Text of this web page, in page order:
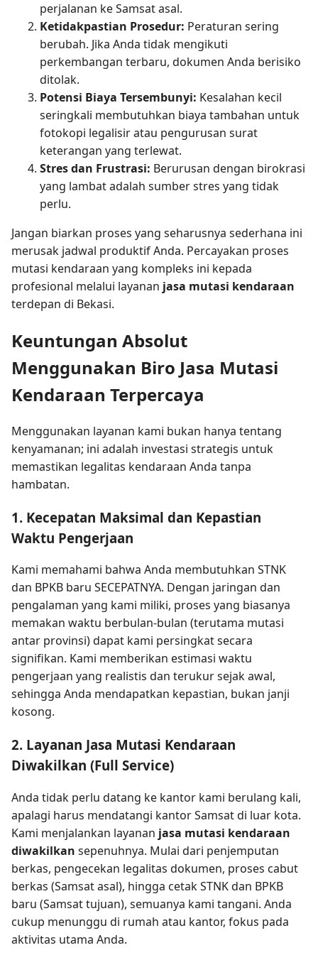
perjalanan ke Samsat asal.
Ketidakpastian Prosedur: Peraturan sering
berubah. Jika Anda tidak mengikuti
perkembangan terbaru, dokumen Anda berisiko
ditolak.
Potensi Biaya Tersembunyi: Kesalahan kecil
seringkali membutuhkan biaya tambahan untuk
fotokopi legalisir atau pengurusan surat
keterangan yang terlewat.
Stres dan Frustrasi: Berurusan dengan birokrasi
yang lambat adalah sumber stres yang tidak
perlu.
Jangan biarkan proses yang seharusnya sederhana ini
merusak jadwal produktif Anda. Percayakan proses
mutasi kendaraan yang kompleks ini kepada
profesional melalui layanan jasa mutasi kendaraan
terdepan di Bekasi.
Keuntungan Absolut
Menggunakan Biro Jasa Mutasi
Kendaraan Terpercaya
Menggunakan layanan kami bukan hanya tentang
kenyamanan; ini adalah investasi strategis untuk
memastikan legalitas kendaraan Anda tanpa
hambatan.
1. Kecepatan Maksimal dan Kepastian
Waktu Pengerjaan
Kami memahami bahwa Anda membutuhkan STNK
dan BPKB baru SECEPATNYA. Dengan jaringan dan
pengalaman yang kami miliki, proses yang biasanya
memakan waktu berbulan-bulan (terutama mutasi
antar provinsi) dapat kami persingkat secara
signifikan. Kami memberikan estimasi waktu
pengerjaan yang realistis dan terukur sejak awal,
sehingga Anda mendapatkan kepastian, bukan janji
kosong.
2. Layanan Jasa Mutasi Kendaraan
Diwakilkan (Full Service)
Anda tidak perlu datang ke kantor kami berulang kali,
apalagi harus mendatangi kantor Samsat di luar kota.
Kami menjalankan layanan jasa mutasi kendaraan
diwakilkan sepenuhnya. Mulai dari penjemputan
berkas, pengecekan legalitas dokumen, proses cabut
berkas (Samsat asal), hingga cetak STNK dan BPKB
baru (Samsat tujuan), semuanya kami tangani. Anda
cukup menunggu di rumah atau kantor, fokus pada
aktivitas utama Anda.